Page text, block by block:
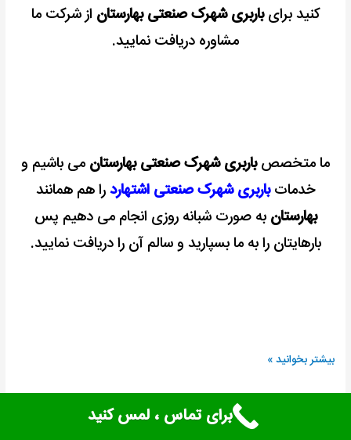
کنید برایباربری شهرک صنعتی بهارستان از شرکت ما
مشاوره دریافت نمایید.
ما متخصصباربری شهرک صنعتی بهارستان می باشیم و
خدماتباربری شهرک صنعتی اشتهاردرا هم همانند
بهارستان به صورت شبانه روزی انجام می دهیم پس
بارهایتان را به ما بسپارید و سالم آن را دریافت نمایید.
بیشتر بخوانید »
برای تماس ، لمس کنید